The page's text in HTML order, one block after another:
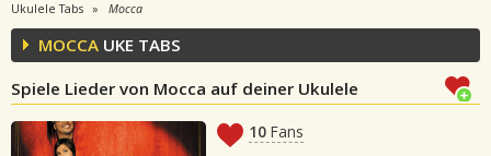
Ukulele Tabs Mocca
MOCCA UKE TABS
Spiele Lieder von Mocca auf deiner Ukulele
10 Fans